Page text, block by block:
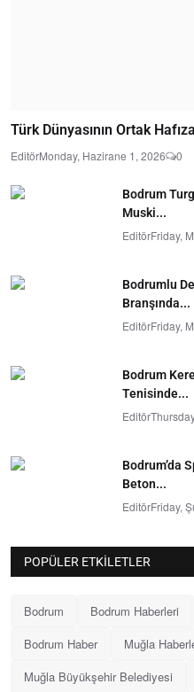
Türk Dünyasının Ortak
EditörMonday, Hazirane 1, 2026 0
Bodrum
Muski...
EditörFriday,
Bodrumlu
Branşında...
EditörFriday,
Bodrum
Tenisinde...
Editör
Bodrum’da
Beton...
EditörFriday,
POPÜLER ETKILETLER
Bodrum Bodrum Haberleri
Bodrum Haber
Muğla
Muğla Büyükşehir Belediyesi